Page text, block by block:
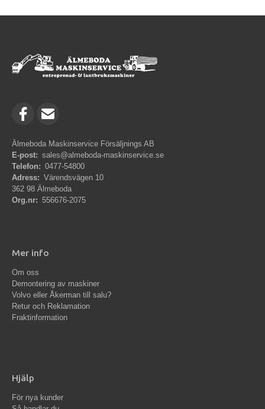
Älmeboda Maskinservice Försäljnings AB
E-post: sales@almeboda-maskinservice.se
Telefon: 0477-54800
Adress: Värendsvägen 10
362 98 Älmeboda
Org.nr: 556676-2075
Mer info
Om oss
Demontering av maskiner
Volvo eller Åkerman till salu?
Retur och Reklamation
Fraktinformation
Hjälp
För nya kunder